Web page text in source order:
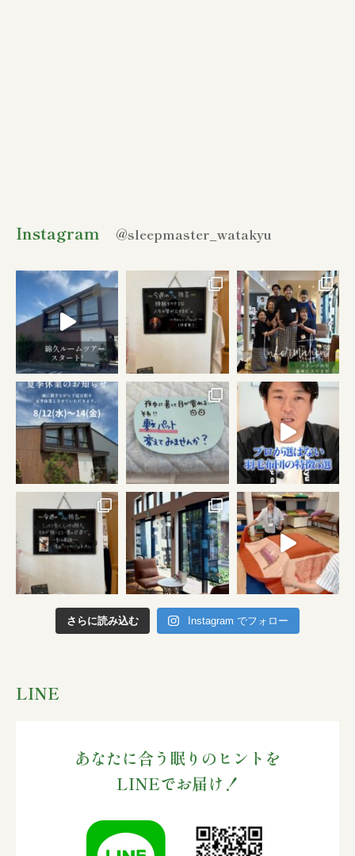
Instagram @sleepmaster_watakyu
さらに読み込む Instagram でフォロー
LINE
あなたに合う眠りのヒントを
LINEでお届け！